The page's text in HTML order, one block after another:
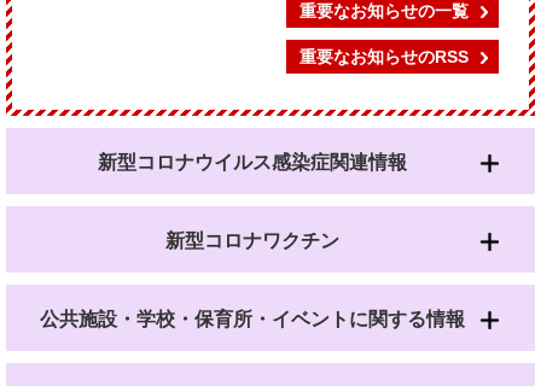
重要なお知らせの一覧
重要なお知らせのRSS
新型コロナウイルス感染症関連情報
新型コロナワクチン
公共施設・学校・保育所・イベントに関する情報